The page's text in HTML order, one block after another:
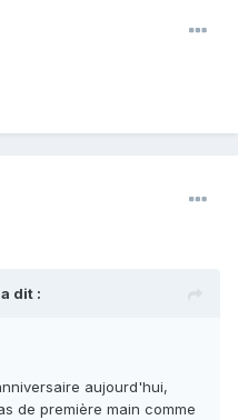
dit :
aujourd'hui,
de première main comme